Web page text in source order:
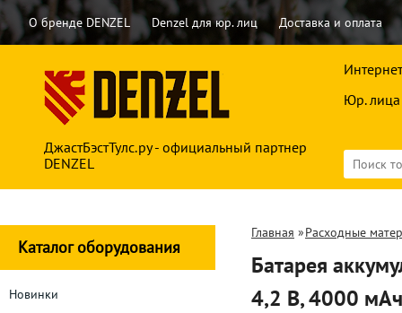
О бренде DENZEL Denzel для юр. лиц Доставка и оплата
ДжастБэстТулс.ру - официальный партнер
DENZEL
Юр. лица
Каталог оборудования
Новинки
Главная »Расходные
Батарея
4,2 В, 4000